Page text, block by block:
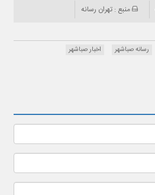
منبع : تهران رسانه
رسانه صباشهر اخبار صباشهر